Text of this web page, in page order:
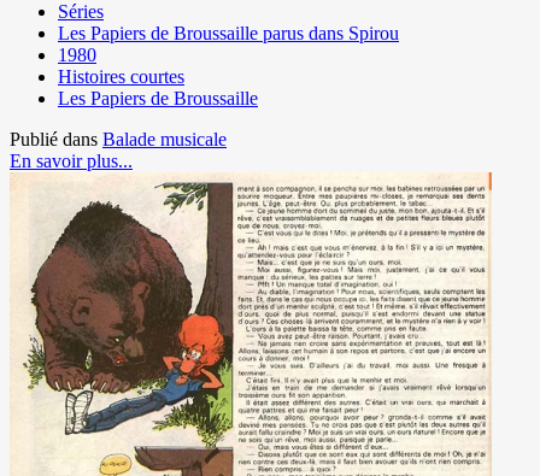
Séries
Les Papiers de Broussaille parus dans Spirou
1980
Histoires courtes
Les Papiers de Broussaille
Publié dans Balade musicale
En savoir plus...